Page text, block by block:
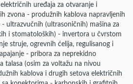
uređaja za otvaranje i
zvona - produžnih kablova napravljenih
ultrazvučnih (ultrasoničnih) mašina za
i stomatoloških) - invertora u čvrstom
struje, ogrevnih ćelija, regulisanog i
- pribora za neprekidno
talasa (osim za voltažu na nivou
kablova i drugih setova električnih